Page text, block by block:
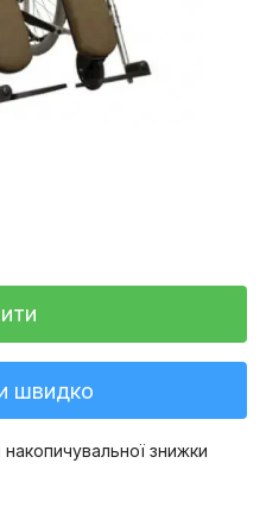
швидко
знижки